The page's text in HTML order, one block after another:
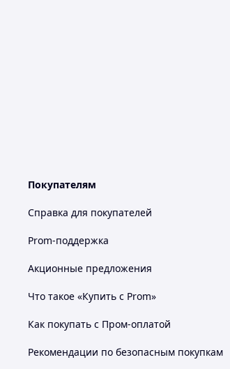
Покупателям
Справка для покупателей
Prom-поддержка
Акционные предложения
Что такое «Купить с Prom»
Как покупать с Пром-оплатой
Рекомендации по безопасным покупкам